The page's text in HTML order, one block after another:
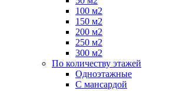
100 м2
150 м2
200 м2
250 м2
300 м2
По количеству этажей
Одноэтажные
С мансардой